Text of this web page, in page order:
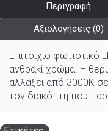
Περιγραφή
Αξιολογήσεις (0)
Επιτοίχιο φωτιστικό
ανθρακί χρώμα. Η
αλλάξει από 3000K
τον διακόπτη που